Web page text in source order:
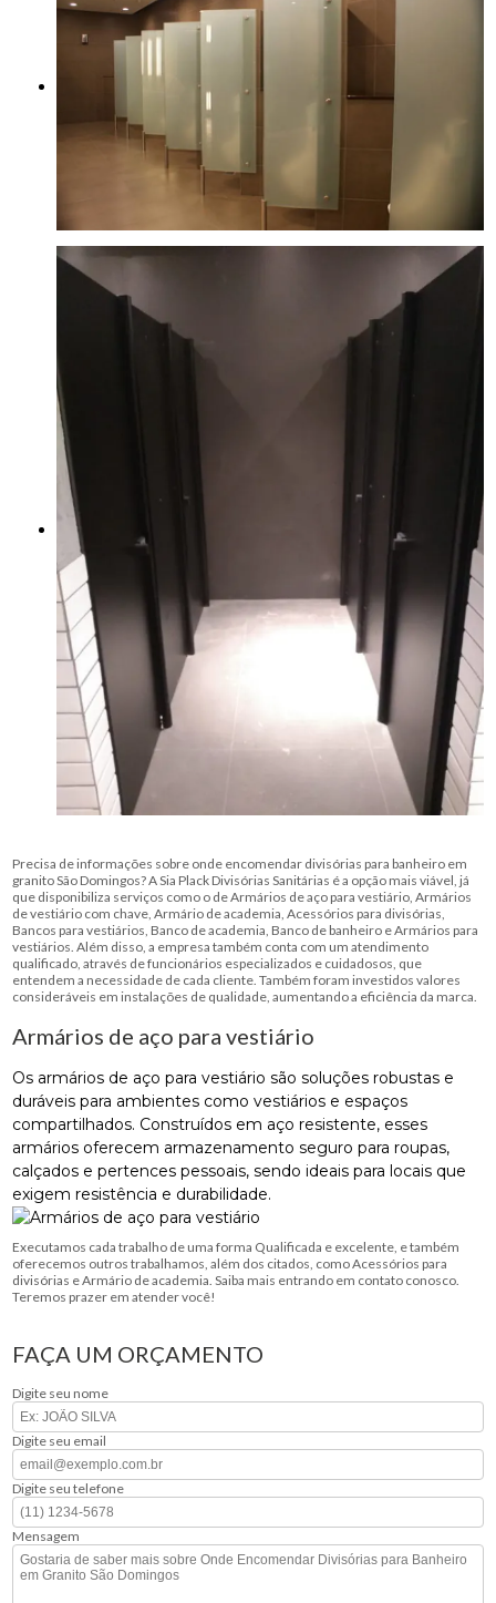
Precisa de informações sobre onde encomendar divisórias para banheiro em
granito São Domingos? A Sia Plack Divisórias Sanitárias é a opção mais viável, já
que disponibiliza serviços como o de Armários de aço para vestiário, Armários
de vestiário com chave, Armário de academia, Acessórios para divisórias,
Bancos para vestiários, Banco de academia, Banco de banheiro e Armários para
vestiários. Além disso, a empresa também conta com um atendimento
qualificado, através de funcionários especializados e cuidadosos, que
entendem a necessidade de cada cliente. Também foram investidos valores
consideráveis em instalações de qualidade, aumentando a eficiência da marca.
Armários de aço para vestiário
Os armários de aço para vestiário são soluções robustas e
duráveis para ambientes como vestiários e espaços
compartilhados. Construídos em aço resistente, esses
armários oferecem armazenamento seguro para roupas,
calçados e pertences pessoais, sendo ideais para locais que
exigem resistência e durabilidade.
Executamos cada trabalho de uma forma Qualificada e excelente, e também
oferecemos outros trabalhamos, além dos citados, como Acessórios para
divisórias e Armário de academia. Saiba mais entrando em contato conosco.
Teremos prazer em atender você!
FAÇA UM ORÇAMENTO
Digite seu nome
Digite seu email
Digite seu telefone
Mensagem